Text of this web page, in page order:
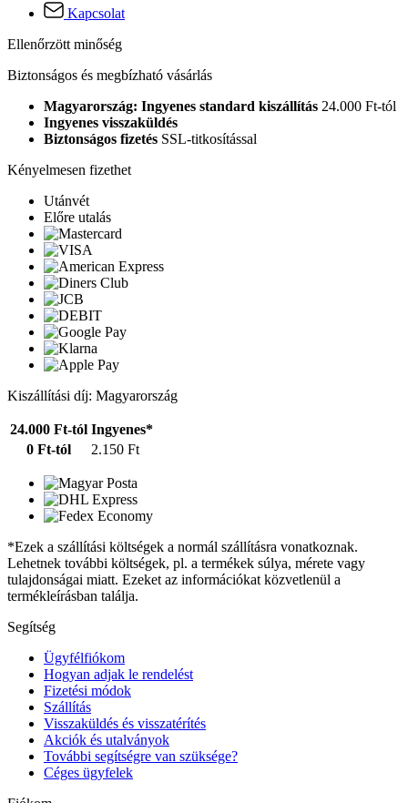
Kapcsolat
Ellenőrzött minőség
Biztonságos és megbízható vásárlás
Magyarország: Ingyenes standard kiszállítás 24.000 Ft-tól
Ingyenes visszaküldés
Biztonságos fizetés SSL-titkosítással
Kényelmesen fizethet
Utánvét
Előre utalás
Kiszállítási díj: Magyarország
24.000 Ft-tól Ingyenes*
0 Ft-tól
2.150 Ft
*Ezek a szállítási költségek a normál szállításra vonatkoznak.
Lehetnek további költségek, pl. a termékek súlya, mérete vagy
tulajdonságai miatt. Ezeket az információkat közvetlenül a
termékleírásban találja.
Segítség
Ügyfélfiókom
Hogyan adjak le rendelést
Fizetési módok
Szállítás
Visszaküldés és visszatérítés
Akciók és utalványok
További segítségre van szüksége?
Céges ügyfelek